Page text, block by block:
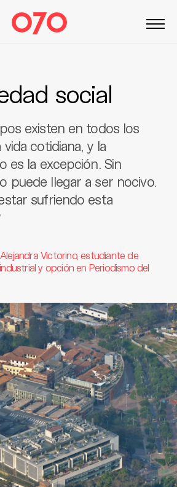
social
existen en todos los
cotidiana, y la
es la excepción. Sin
puede llegar a ser nocivo.
sufriendo esta
Victorino, estudiante de
y opción en Periodismo del